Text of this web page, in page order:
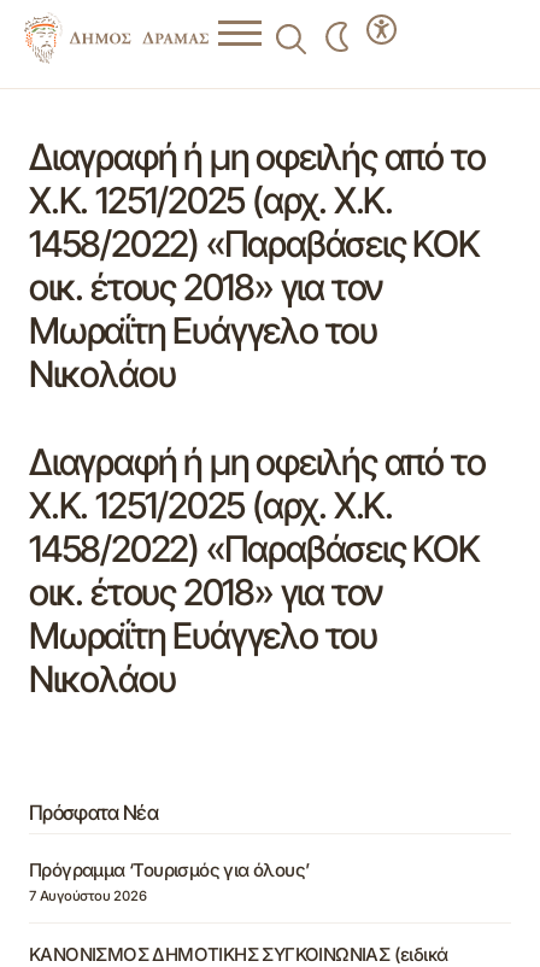
Διαγραφή ή μη οφειλής από το
Χ.Κ. 1251/2025 (αρχ. Χ.Κ.
1458/2022) «Παραβάσεις ΚΟΚ
οικ. έτους 2018» για τον
Μωραΐτη Ευάγγελο του
Νικολάου
Διαγραφή ή μη οφειλής από το
Χ.Κ. 1251/2025 (αρχ. Χ.Κ.
1458/2022) «Παραβάσεις ΚΟΚ
οικ. έτους 2018» για τον
Μωραΐτη Ευάγγελο του
Νικολάου
Πρόσφατα Νέα
Πρόγραμμα ‘Τουρισμός για όλους’
7 Αυγούστου 2026
ΚΑΝΟΝΙΣΜΟΣ ΔΗΜΟΤΙΚΗΣ ΣΥΓΚΟΙΝΩΝΙΑΣ (ειδικά